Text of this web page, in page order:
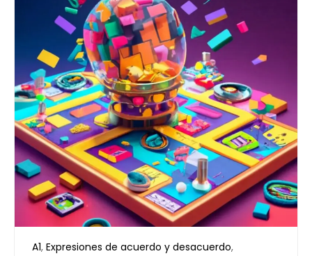
A1, Expresiones de acuerdo y desacuerdo,